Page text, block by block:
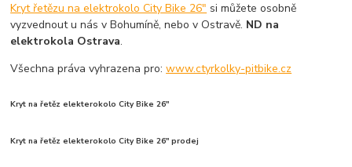
Kryt řetězu na elektrokolo City Bike 26" si můžete osobně
vyzvednout u nás v Bohumíně, nebo v Ostravě. ND na
elektrokola Ostrava.
Všechna práva vyhrazena pro:www.ctyrkolky-pitbike.cz
Kryt na řetěz elekterokolo City Bike 26"
Kryt na řetěz elekterokolo City Bike 26" prodej